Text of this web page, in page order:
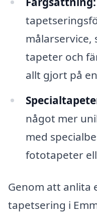
målarservice,
tapeter och
allt gjort på
något mer
med
fototapeter
Genom att anlita
tapetsering i